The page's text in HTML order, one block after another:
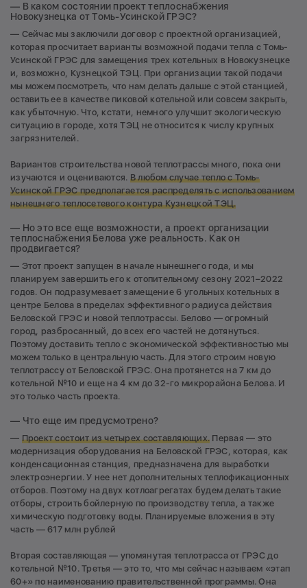
— В каком состоянии проект теплоснабжения
Новокузнецка от Томь-Усинской ГРЭС?
— Сейчас мы заключили договор с проектной организацией,
которая просчитает варианты возможной подачи тепла с Томь-
Усинской ГРЭС для замещения трех котельных в Новокузнецке
и, возможно, Кузнецкой ТЭЦ. При организации такой подачи
мы можем посмотреть, что нам делать дальше с этой станцией,
оставить ее в качестве пиковой котельной или совсем закрыть,
как убыточную. Что, кстати, немного улучшит экологическую
ситуацию в городе, хотя ТЭЦ не относится к числу крупных
загрязнителей.
Вариантов строительства новой теплотрассы много, пока они
изучаются и оцениваются. В любом случае тепло с Томь-
Усинской ГРЭС предполагается распределять с использованием
нынешнего теплосетевого контура Кузнецкой ТЭЦ.
— Но это все еще возможности, а проект организации
теплоснабжения Белова уже реальность. Как он
продвигается?
— Этот проект запущен в начале нынешнего года, и мы
планируем завершить его к отопительному сезону 2021–2022
годов. Он подразумевает замещение 6 угольных котельных в
центре Белова в пределах эффективного радиуса действия
Беловской ГРЭС и новой теплотрассы. Белово — огромный
город, разбросанный, до всех его частей не дотянуться.
Поэтому доставить тепло с экономической эффективностью мы
можем только в центральную часть. Для этого строим новую
теплотрассу от Беловской ГРЭС. Она протянется на 7 км до
котельной №10 и еще на 4 км до 32-го микрорайона Белова. И
это только часть проекта.
— Что еще им предусмотрено?
— Проект состоит из четырех составляющих. Первая — это
модернизация оборудования на Беловской ГРЭС, которая, как
конденсационная станция, предназначена для выработки
электроэнергии. У нее нет дополнительных теплофикационных
отборов. Поэтому на двух котлоагрегатах будем делать такие
отборы, строить бойлерную по производству тепла, а также
химическую подготовку воды. Планируемые вложения в эту
часть — 617 млн рублей
Вторая составляющая — упомянутая теплотрасса от ГРЭС до
котельной №10. Третья — это то, что мы сейчас называем «этап
60+» по наименованию правительственной программы. Она